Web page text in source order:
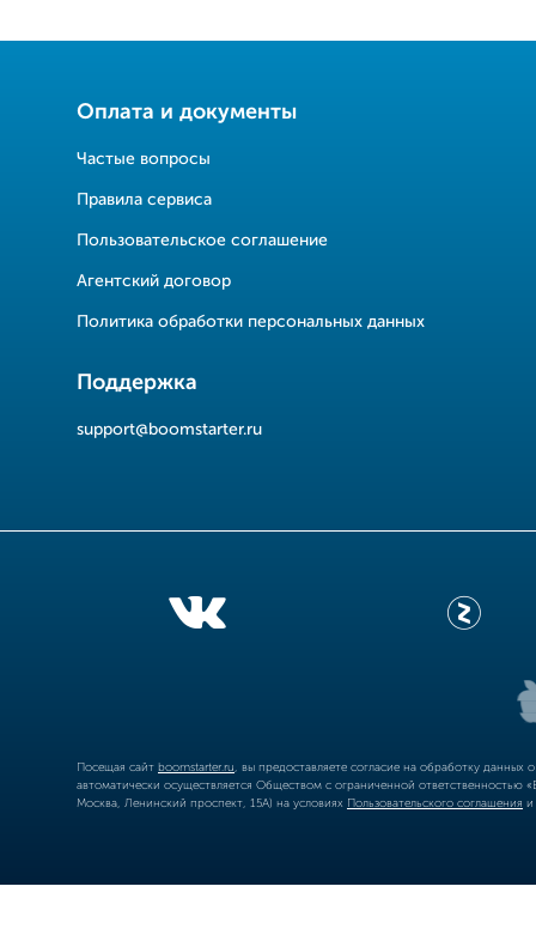
Оплата и документы
Частые вопросы
Правила сервиса
Пользовательское соглашение
Агентский договор
Политика обработки персональных данных
Поддержка
support@boomstarter.ru
Посещая сайт boomstarter.ru , вы предоставляете согласие на обработку
автоматически осуществляется Обществом с ограниченной
Москва, Ленинский проспект, 15А) на условиях Пользовательского соглашения и